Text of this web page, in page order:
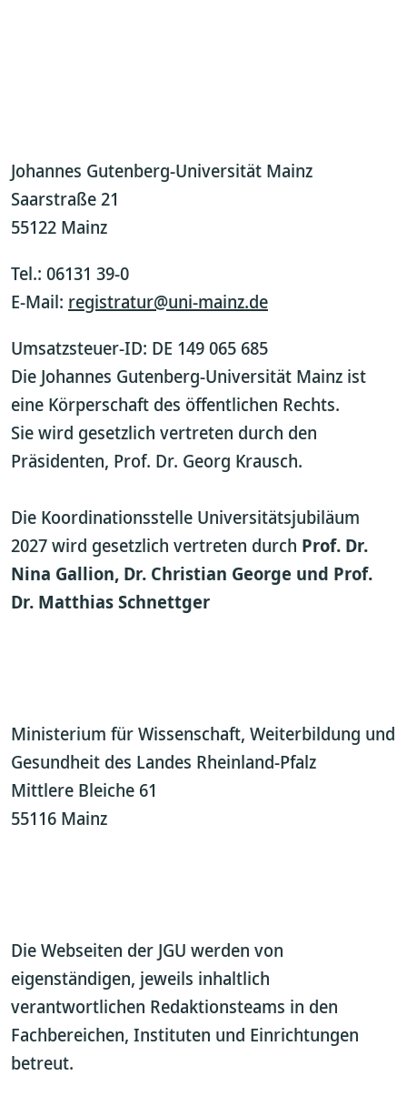
Johannes Gutenberg-Universität Mainz
Saarstraße 21
55122 Mainz
Tel.: 06131 39-0
E-Mail: registratur@uni-mainz.de
Umsatzsteuer-ID: DE 149 065 685
Die Johannes Gutenberg-Universität Mainz ist
eine Körperschaft des öffentlichen Rechts.
Sie wird gesetzlich vertreten durch den
Präsidenten, Prof. Dr. Georg Krausch.
Die Koordinationsstelle Universitätsjubiläum
2027 wird gesetzlich vertreten durch Prof. Dr.
Nina Gallion, Dr. Christian George und Prof.
Dr. Matthias Schnettger
Ministerium für Wissenschaft, Weiterbildung und
Gesundheit des Landes Rheinland-Pfalz
Mittlere Bleiche 61
55116 Mainz
Die Webseiten der JGU werden von
eigenständigen, jeweils inhaltlich
verantwortlichen Redaktionsteams in den
Fachbereichen, Instituten und Einrichtungen
betreut.